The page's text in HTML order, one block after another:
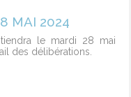
MAI 2024
le mardi 28 mai
des délibérations.